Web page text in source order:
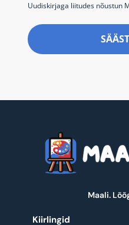
Uudiskirjaga liitudes nõustun
Maali.
Kiirlingid